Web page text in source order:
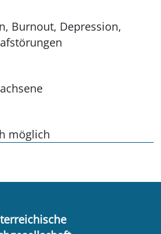
Burnout, Depression,
möglich